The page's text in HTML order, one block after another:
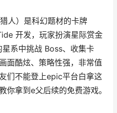
人）是科幻题材的卡牌
开发，玩家扮演星际赏金
系中挑战 Boss、收集卡
面酷炫、策略性强，非常值
们不能登上epic平台白拿这
你拿到e父后续的免费游戏。